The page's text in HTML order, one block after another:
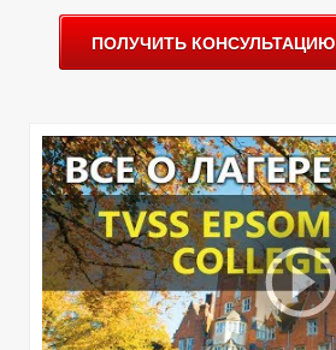
ПОЛУЧИТЬ КОНСУЛЬТАЦИЮ